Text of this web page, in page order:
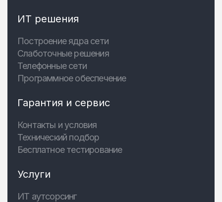
ИТ решения
Построение ядра сети
Слаботочные решения
Телефонные сети
Программное обеспечение
Гарантия и сервис
Контакты и условия
Технический подбор
Бесплатное тестирование
Услуги
ИТ аутсорсинг